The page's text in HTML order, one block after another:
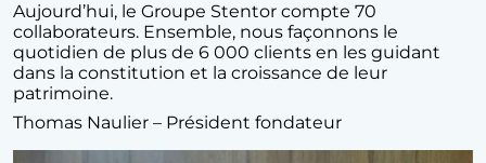
Aujourd’hui, le Groupe Stentor compte 70
collaborateurs. Ensemble, nous façonnons le
quotidien de plus de 6 000 clients en les guidant
dans la constitution et la croissance de leur
patrimoine.
Thomas Naulier – Président fondateur